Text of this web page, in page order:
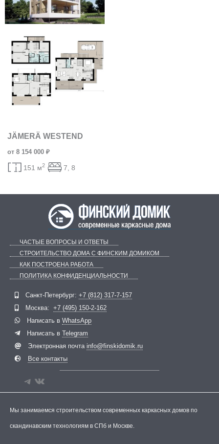
JÄMERÄ WESTEND
от 8 154 000 ₽
151 м2 7, 8
ЧАСТЫЕ ВОПРОСЫ И ОТВЕТЫ
СТРОИТЕЛЬСТВО ДОМА С ФИНСКИМ ДОМИКОМ
КАК ПОСТРОЕНА РАБОТА
ПОЛИТИКА КОНФИДЕНЦИАЛЬНОСТИ
Санкт-Петербург: +7 (812) 317-7-157
Москва: +7 (495) 150-2-162
Написать в WhatsApp
Написать в Telegram
Электронная почта info@finskidomik.ru
Все контакты
Мы занимаемся строительством современных каркасных домов по
скандинавским технологиям в СПб и Москве.